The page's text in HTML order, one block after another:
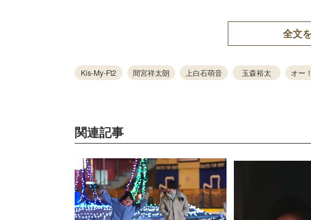
全文
Kis-My-Ft2 間宮祥太朗 上白石萌音 玉森裕太 オー
関連記事